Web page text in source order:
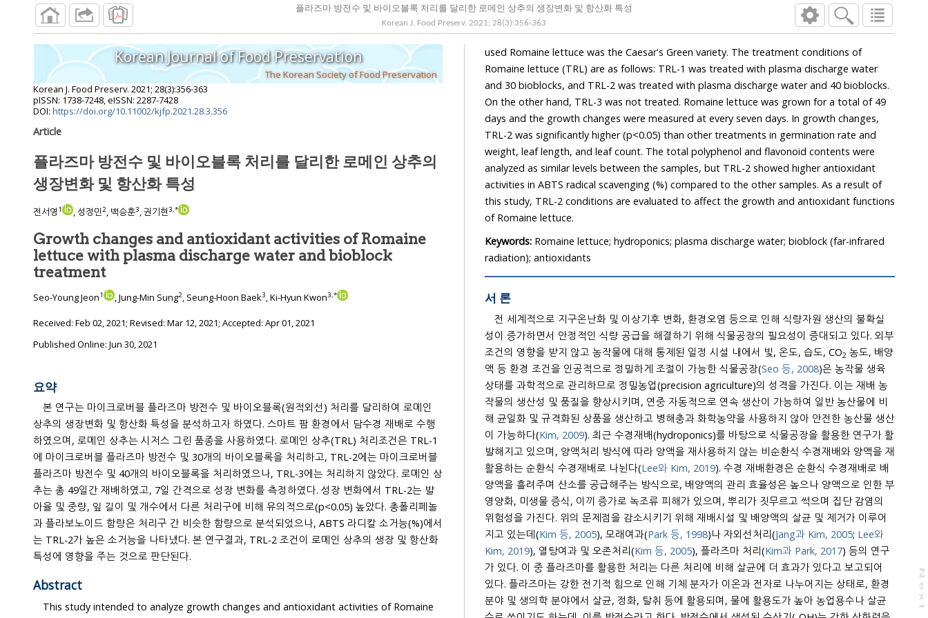
플라즈마 방전수 및 바이오블록 처리를 달리한 로메인 상추의 생장변화 및 항산화 특성
Korean J. Food Preserv. 2021; 28(3):356-363
N
e
x
t
a
g
Korean Journal of Food Preservation
The Korean Society of Food Preservation
Korean J. Food Preserv. 2021; 28(3):356-363
pISSN: 1738-7248, eISSN: 2287-7428
DOI: https://doi.org/10.11002/kjfp.2021.28.3.356
Article
플라즈마 방전수 및 바이오블록 처리를 달리한 로메인 상추의
생장변화 및 항산화 특성
전서영 1 , 성정민2, 백승훈3, 권기현3,*
Growth changes and antioxidant activities of Romaine
lettuce with plasma discharge water and bioblock
treatment
Seo-Young Jeon1 , Jung-Min Sung2, Seung-Hoon Baek3, Ki-Hyun Kwon3,*
Received: Feb 02, 2021; Revised: Mar 12, 2021; Accepted: Apr 01, 2021
Published Online: Jun 30, 2021
요약
본 연구는 마이크로버블 플라즈마 방전수 및 바이오블록(원적외선) 처리를 달리하여 로메인
상추의 생장변화 및 항산화 특성을 분석하고자 하였다. 스마트 팜 환경에서 담수경 재배로 수행
하였으며, 로메인 상추는 시저스 그린 품종을 사용하였다. 로메인 상추(TRL) 처리조건은 TRL-1
에 마이크로버블 플라즈마 방전수 및 30개의 바이오블록을 처리하고, TRL-2에는 마이크로버블
플라즈마 방전수 및 40개의 바이오블록을 처리하였으나, TRL-3에는 처리하지 않았다. 로메인 상
추는 총 49일간 재배하였고, 7일 간격으로 성장 변화를 측정하였다. 성장 변화에서 TRL-2는 발
아율 및 중량, 잎 길이 및 개수에서 다른 처리구에 비해 유의적으로(p<0.05) 높았다. 총폴리페놀
과 플라보노이드 함량은 처리구 간 비슷한 함량으로 분석되었으나, ABTS 라디칼 소거능(%)에서
는 TRL-2가 높은 소거능을 나타냈다. 본 연구결과, TRL-2 조건이 로메인 상추의 생장 및 항산화
특성에 영향을 주는 것으로 판단된다.
Abstract
This study intended to analyze growth changes and antioxidant activities of Romaine
used Romaine lettuce was the Caesar's Green variety. The treatment conditions of
Romaine lettuce (TRL) are as follows: TRL-1 was treated with plasma discharge water
and 30 bioblocks, and TRL-2 was treated with plasma discharge water and 40 bioblocks.
On the other hand, TRL-3 was not treated. Romaine lettuce was grown for a total of 49
days and the growth changes were measured at every seven days. In growth changes,
TRL-2 was significantly higher (p<0.05) than other treatments in germination rate and
weight, leaf length, and leaf count. The total polyphenol and flavonoid contents were
analyzed as similar levels between the samples, but TRL-2 showed higher antioxidant
activities in ABTS radical scavenging (%) compared to the other samples. As a result of
this study, TRL-2 conditions are evaluated to affect the growth and antioxidant functions
of Romaine lettuce.
Keywords: Romaine lettuce; hydroponics; plasma discharge water; bioblock (far-infrared
radiation); antioxidants
서 론
전 세계적으로 지구온난화 및 이상기후 변화, 환경오염 등으로 인해 식량자원 생산의 불확실
성이 증가하면서 안정적인 식량 공급을 해결하기 위해 식물공장의 필요성이 증대되고 있다. 외부
조건의 영향을 받지 않고 농작물에 대해 통제된 일정 시설 내에서 빛, 온도, 습도, CO2 농도, 배양
액 등 환경 조건을 인공적으로 정밀하게 조절이 가능한 식물공장(Seo 등, 2008)은 농작물 생육
상태를 과학적으로 관리하므로 정밀농업(precision agriculture)의 성격을 가진다. 이는 재배 농
작물의 생산성 및 품질을 향상시키며, 연중 자동적으로 연속 생산이 가능하여 일반 농산물에 비
해 균일화 및 규격화된 상품을 생산하고 병해충과 화학농약을 사용하지 않아 안전한 농산물 생산
이 가능하다(
Kim, 2009). 최근 수경재배(hydroponics)를 바탕으로 식물공장을 활용한 연구가 활
발해지고 있으며, 양액처리 방식에 따라 양액을 재사용하지 않는 비순환식 수경재배와 양액을 재
활용하는 순환식 수경재배로 나뉜다(Lee와 Kim, 2019). 수경 재배환경은 순환식 수경재배로 배
양액을 흘려주며 산소를 공급해주는 방식으로, 배양액의 관리 효율성은 높으나 양액으로 인한 부
영양화, 미생물 증식, 이끼 증가로 녹조류 피해가 있으며, 뿌리가 짓무르고 썩으며 집단 감염의
위험성을 가진다. 위의 문제점을 감소시키기 위해 재배시설 및 배양액의 살균 및 제거가 이루어
지고 있는데(Kim 등, 2005), 모래여과( Park 등, 1998)나 자외선처리(Jang과 Kim, 2005; Lee와
Kim, 2019), 열탕여과 및 오존처리(Kim 등, 2005), 플라즈마 처리(Kim과 Park, 2017) 등의 연구
가 있다. 이 중 플라즈마를 활용한 처리는 다른 처리에 비해 살균에 더 효과가 있다고 보고되어
있다. 플라즈마는 강한 전기적 힘으로 인해 기체 분자가 이온과 전자로 나누어지는 상태로, 환경
분야 및 생의학 분야에서 살균, 정화, 탈취 등에 활용되며, 물에 활용도가 높아 농업용수나 살균